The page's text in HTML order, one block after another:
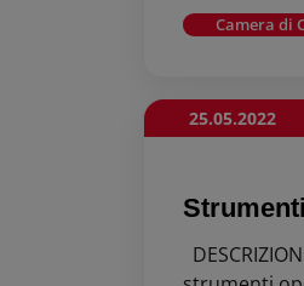
Camera di
25.05.2022